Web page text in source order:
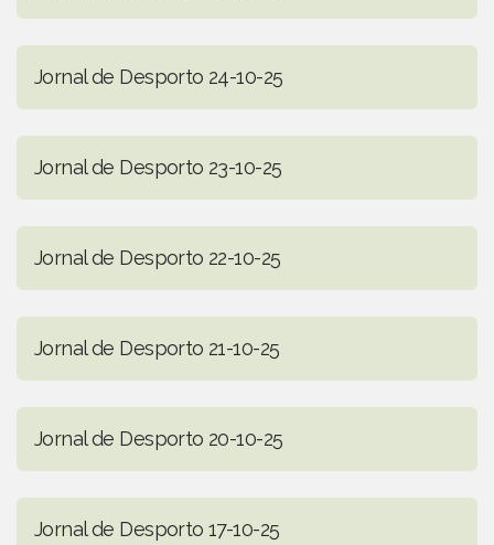
Jornal de Desporto 24-10-25
Jornal de Desporto 23-10-25
Jornal de Desporto 22-10-25
Jornal de Desporto 21-10-25
Jornal de Desporto 20-10-25
Jornal de Desporto 17-10-25